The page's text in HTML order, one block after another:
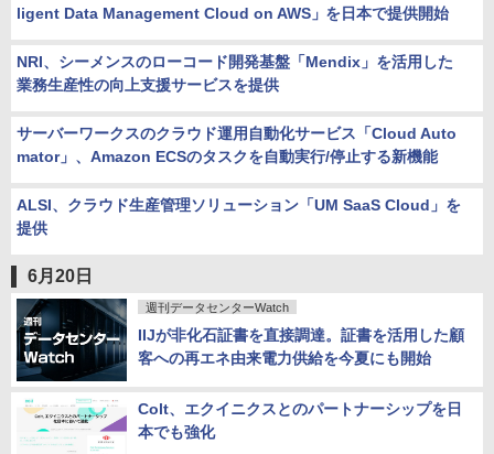
ligent Data Management Cloud on AWS」を日本で提供開始
NRI、シーメンスのローコード開発基盤「Mendix」を活用した
業務生産性の向上支援サービスを提供
サーバーワークスのクラウド運用自動化サービス「Cloud Auto
mator」、Amazon ECSのタスクを自動実行/停止する新機能
ALSI、クラウド生産管理ソリューション「UM SaaS Cloud」を
提供
6月20日
週刊データセンターWatch
IIJが非化石証書を直接調達。証書を活用した顧
客への再エネ由来電力供給を今夏にも開始
Colt、エクイニクスとのパートナーシップを日
本でも強化